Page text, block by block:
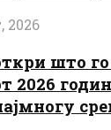
2026
што
2026